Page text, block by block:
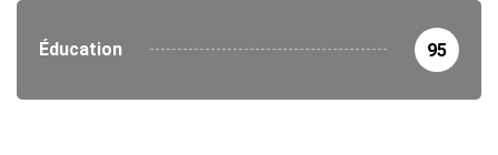
Éducation 95